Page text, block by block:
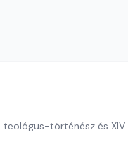
történész és